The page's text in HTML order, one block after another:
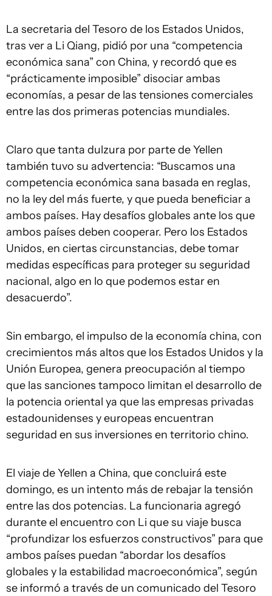
La secretaria del Tesoro de los Estados Unidos,
tras ver a Li Qiang, pidió por una “competencia
económica sana” con China, y recordó que es
“prácticamente imposible” disociar ambas
economías, a pesar de las tensiones comerciales
entre las dos primeras potencias mundiales.
Claro que tanta dulzura por parte de Yellen
también tuvo su advertencia: “Buscamos una
competencia económica sana basada en reglas,
no la ley del más fuerte, y que pueda beneficiar a
ambos países. Hay desafíos globales ante los que
ambos países deben cooperar. Pero los Estados
Unidos, en ciertas circunstancias, debe tomar
medidas específicas para proteger su seguridad
nacional, algo en lo que podemos estar en
desacuerdo”.
Sin embargo, el impulso de la economía china, con
crecimientos más altos que los Estados Unidos y la
Unión Europea, genera preocupación al tiempo
que las sanciones tampoco limitan el desarrollo de
la potencia oriental ya que las empresas privadas
estadounidenses y europeas encuentran
seguridad en sus inversiones en territorio chino.
El viaje de Yellen a China, que concluirá este
domingo, es un intento más de rebajar la tensión
entre las dos potencias. La funcionaria agregó
durante el encuentro con Li que su viaje busca
“profundizar los esfuerzos constructivos” para que
ambos países puedan “abordar los desafíos
globales y la estabilidad macroeconómica”, según
se informó a través de un comunicado del Tesoro